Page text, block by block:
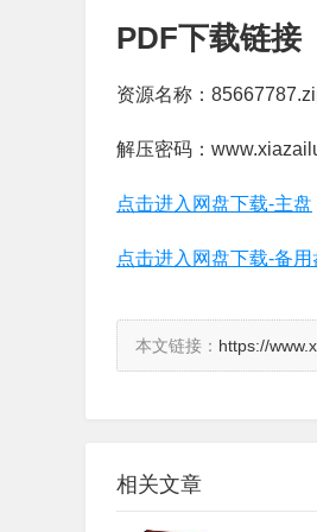
PDF下载链接
资源名称：
解压密码：
点击进入网盘下载-主盘
点击进入网盘下载-备用
本文链接： https://
相关文章